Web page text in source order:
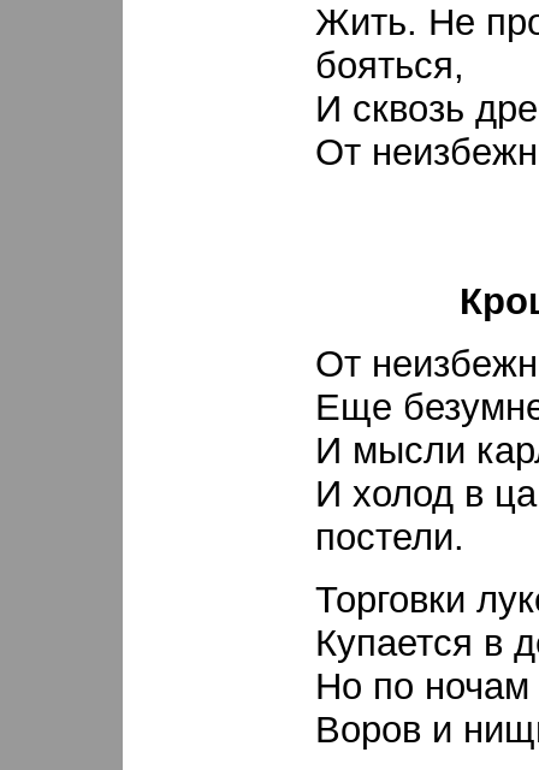
Жить. Не
бояться,
И сквозь
От
От
Еще
И мысли
И холод в
постели.
Торговки
Купается в
Но по ночам
Воров и